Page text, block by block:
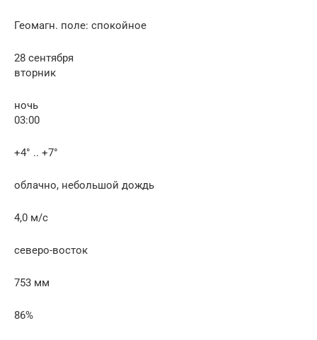
Геомагн. поле: спокойное
28 сентября
вторник
ночь
03:00
+4° .. +7°
облачно, небольшой дождь
4,0 м/с
северо-восток
753 мм
86%